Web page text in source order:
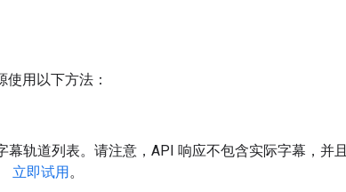
使用以下方法：
幕轨道列表。请注意，API 响应不包含实际字幕，并且
立即试用。